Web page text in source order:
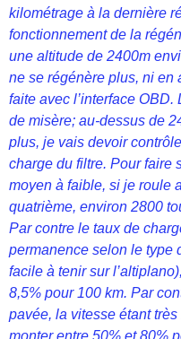
kilométrage à la dernière
fonctionnement de la
une altitude de 2400m
ne se régénère plus, ni en
faite avec l’interface
de misère; au-dessus de
plus, je vais devoir
charge du filtre. Pour faire
moyen à faible, si je roule
quatrième, environ 2800
Par contre le taux de
permanence selon le type
facile à tenir sur
8,5% pour 100 km. Par
pavée, la vitesse étant
monter entre 50% et 80%